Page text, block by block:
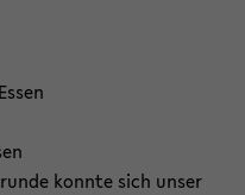
konn­te sich unser